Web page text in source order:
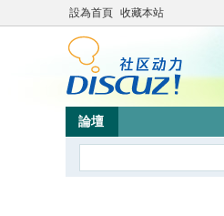
設為首頁 收藏本站
論壇